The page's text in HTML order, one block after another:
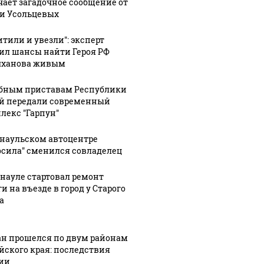
06 августа, 11:11
23-летняя
погибла в
ДТП с
Челябинской
области
Усольцевых
и увезли": эксперт
шансы найти Героя РФ
живым
приставам Республики
передали современный
"Гарпун"
автоцентре
сменился совладелец
стартовал ремонт
на въезде в город у Старого
прошелся по двум районам
края: последствия